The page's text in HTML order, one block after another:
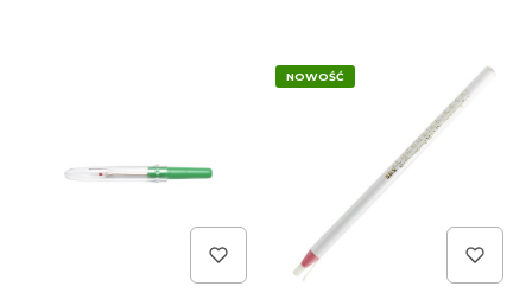
NOWOŚĆ